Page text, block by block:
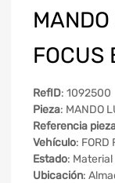
FOCUS
RefID: 1092500
Pieza: MANDO
Referencia
Vehículo: FORD
Estado:
Ubicación: